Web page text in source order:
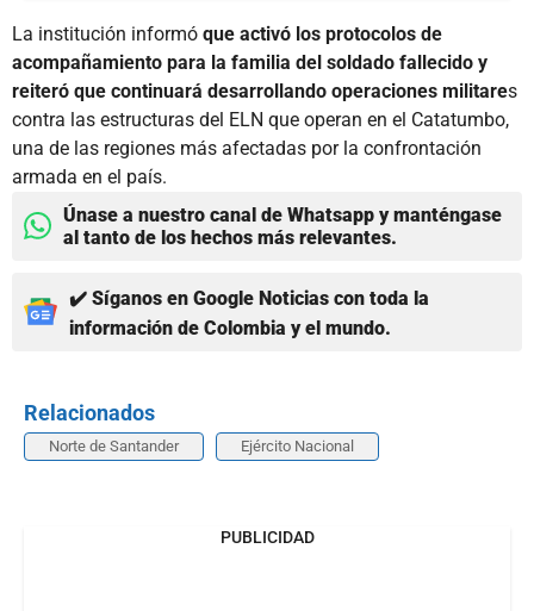
La institución informó que activó los protocolos de
acompañamiento para la familia del soldado fallecido y
reiteró que continuará desarrollando operaciones militares
contra las estructuras del ELN que operan en el Catatumbo,
una de las regiones más afectadas por la confrontación
armada en el país.
Únase a nuestro canal de Whatsapp y manténgase
al tanto de los hechos más relevantes.
✔️ Síganos en Google Noticias con toda la
información de Colombia y el mundo.
Relacionados
Norte de Santander Ejército Nacional
PUBLICIDAD